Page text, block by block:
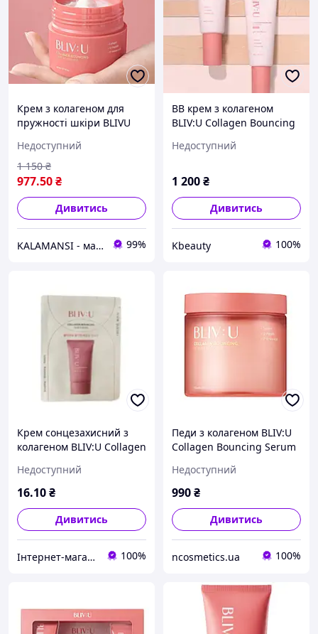
Крем з колагеном для
пружності шкіри BLIVU
Firming Cream 80 мл
Недоступний
977.50₴
1 150 ₴
Дивитись
KALAMANSI - магазин оригінальної косметики з Південної Кореї 99%
BB крем з колагеном
BLIV:U Collagen Bouncing
Недоступний
1 200₴
Дивитись
Kbeauty 100%
Крем сонцезахисний з
колагеном BLIV:U Collagen
(тестер), 2 мл
Недоступний
16.10₴
Дивитись
Інтернет-магазин ZakharenkoStudio 100%
Педи з колагеном BLIV:U
Collagen Bouncing Serum
Недоступний
990₴
Дивитись
ncosmetics.ua 100%